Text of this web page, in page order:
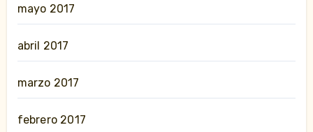
mayo 2017
abril 2017
marzo 2017
febrero 2017